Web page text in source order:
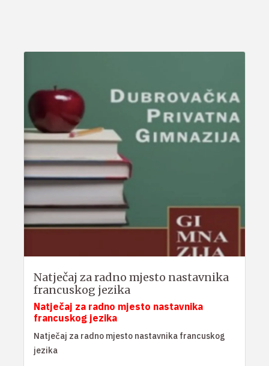
Natječaj za radno mjesto nastavnika
francuskog jezika
Natječaj za radno mjesto nastavnika
francuskog jezika
Natječaj za radno mjesto nastavnika francuskog
jezika